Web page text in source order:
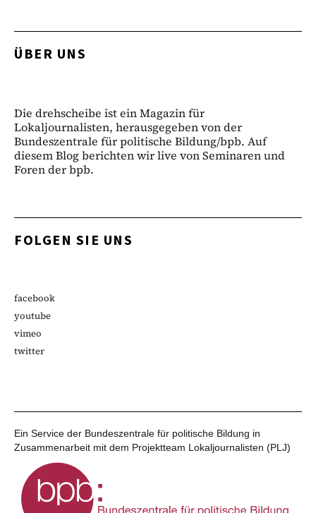
ÜBER UNS
Die drehscheibe ist ein Magazin für
Lokaljournalisten, herausgegeben von der
Bundeszentrale für politische Bildung/bpb. Auf
diesem Blog berichten wir live von Seminaren und
Foren der bpb.
FOLGEN SIE UNS
facebook
youtube
vimeo
twitter
Ein Service der Bundeszentrale für politische Bildung in
Zusammenarbeit mit dem Projektteam Lokaljournalisten (PLJ)